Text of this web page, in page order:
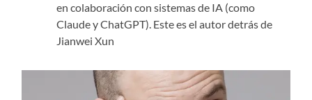
en colaboración con sistemas de IA (como
Claude y ChatGPT). Este es el autor detrás de
Jianwei Xun